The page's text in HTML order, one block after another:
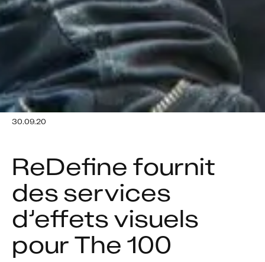
30.09.20
ReDefine fournit
des services
d’effets visuels
pour The 100